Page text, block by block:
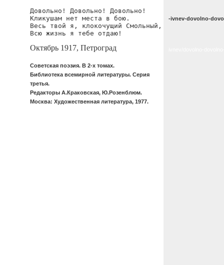
Довольно! Довольно! Довольно!
Кликушам нет места в бою.
Весь твой я, клокочущий Смольный,
Всю жизнь я тебе отдаю!
Октябрь 1917, Петроград
Советская поэзия. В 2-х томах.
Библиотека всемирной литературы. Серия
третья.
Редакторы А.Краковская, Ю.Розенблюм.
Москва: Художественная литература, 1977.
-ivnev-dovolno-